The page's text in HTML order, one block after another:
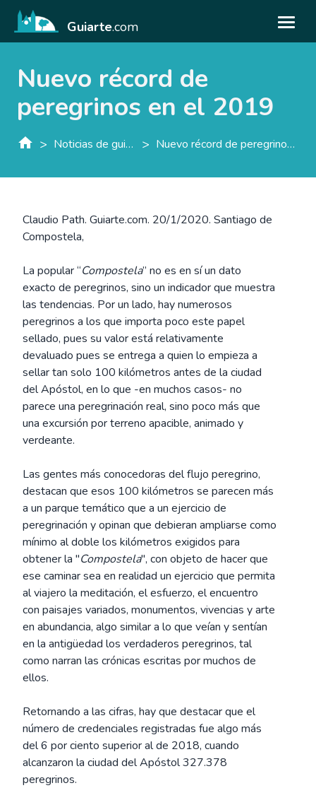
Guiarte.com
Nuevo récord de
peregrinos en el 2019
> Noticias de guiarte.con > Nuevo récord de peregrinos en el 2019
Claudio Path. Guiarte.com. 20/1/2020. Santiago de
Compostela,
La popular “Compostela” no es en sí un dato
exacto de peregrinos, sino un indicador que muestra
las tendencias. Por un lado, hay numerosos
peregrinos a los que importa poco este papel
sellado, pues su valor está relativamente
devaluado pues se entrega a quien lo empieza a
sellar tan solo 100 kilómetros antes de la ciudad
del Apóstol, en lo que -en muchos casos- no
parece una peregrinación real, sino poco más que
una excursión por terreno apacible, animado y
verdeante.
Las gentes más conocedoras del flujo peregrino,
destacan que esos 100 kilómetros se parecen más
a un parque temático que a un ejercicio de
peregrinación y opinan que debieran ampliarse como
mínimo al doble los kilómetros exigidos para
obtener la "Compostela", con objeto de hacer que
ese caminar sea en realidad un ejercicio que permita
al viajero la meditación, el esfuerzo, el encuentro
con paisajes variados, monumentos, vivencias y arte
en abundancia, algo similar a lo que veían y sentían
en la antigüedad los verdaderos peregrinos, tal
como narran las crónicas escritas por muchos de
ellos.
Retornando a las cifras, hay que destacar que el
número de credenciales registradas fue algo más
del 6 por ciento superior al de 2018, cuando
alcanzaron la ciudad del Apóstol 327.378
peregrinos.